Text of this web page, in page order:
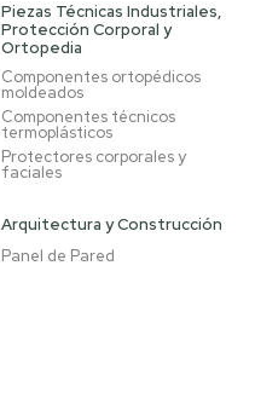
Piezas Técnicas Industriales,
Protección Corporal y
Ortopedia
Componentes ortopédicos
moldeados
Componentes técnicos
termoplásticos
Protectores corporales y
faciales
Arquitectura y Construcción
Panel de Pared